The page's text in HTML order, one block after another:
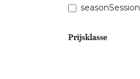
seasonSession
Prijsklasse